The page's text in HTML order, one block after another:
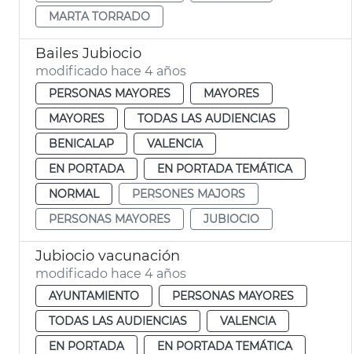
MARTA TORRADO
Bailes Jubiocio
modificado hace 4 años
PERSONAS MAYORES
MAYORES
MAYORES
TODAS LAS AUDIENCIAS
BENICALAP
VALENCIA
EN PORTADA
EN PORTADA TEMÁTICA
NORMAL
PERSONES MAJORS
PERSONAS MAYORES
JUBIOCIO
Jubiocio vacunación
modificado hace 4 años
AYUNTAMIENTO
PERSONAS MAYORES
TODAS LAS AUDIENCIAS
VALENCIA
EN PORTADA
EN PORTADA TEMÁTICA